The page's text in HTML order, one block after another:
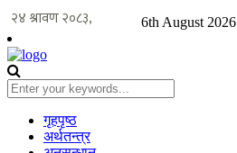
6th August 2026
गृहपृष्ठ
अर्थतन्त्र